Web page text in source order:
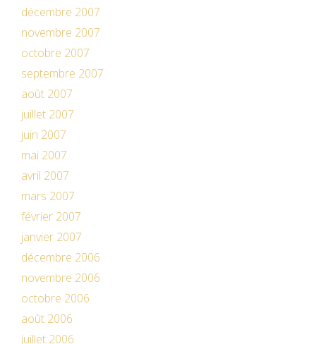
décembre 2007
novembre 2007
octobre 2007
septembre 2007
août 2007
juillet 2007
juin 2007
mai 2007
avril 2007
mars 2007
février 2007
janvier 2007
décembre 2006
novembre 2006
octobre 2006
août 2006
juillet 2006